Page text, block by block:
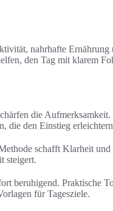
nahrhafte Ernährung
den Tag mit klarem
die
die den Einstieg
schafft Klarheit und
steigert.
beruhigend. Praktische
für Tagesziele.